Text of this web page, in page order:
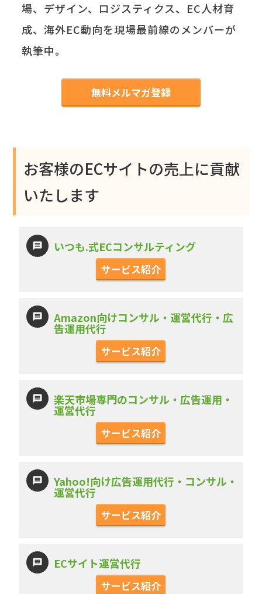
場、デザイン、ロジスティクス、EC人材育
成、海外EC動向を現場最前線のメンバーが
執筆中。
無料メルマガ登録
お客様のECサイトの売上に貢献
いたします
いつも.式ECコンサルティング
サービス紹介
Amazon向けコンサル・運営代行・広
告運用代行
サービス紹介
楽天市場専門のコンサル・広告運用・
運営代行
サービス紹介
Yahoo!向け広告運用代行・コンサル・
運営代行
サービス紹介
ECサイト運営代行
サービス紹介